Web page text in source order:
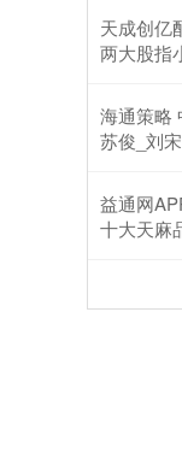
天成创亿
两大股指
海通策略
苏俊_刘
益通网
十大天麻